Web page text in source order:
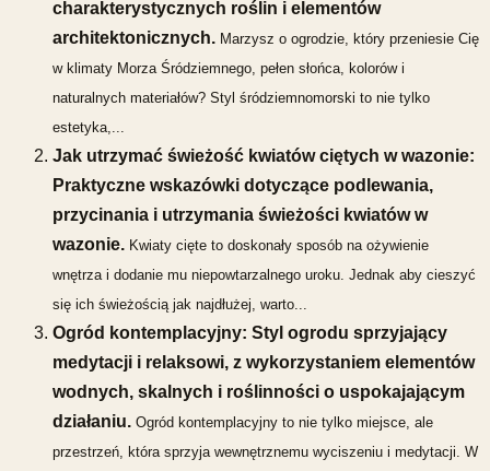
charakterystycznych roślin i elementów
architektonicznych. Marzysz o ogrodzie, który przeniesie Cię
w klimaty Morza Śródziemnego, pełen słońca, kolorów i
naturalnych materiałów? Styl śródziemnomorski to nie tylko
estetyka,...
Jak utrzymać świeżość kwiatów ciętych w wazonie:
Praktyczne wskazówki dotyczące podlewania,
przycinania i utrzymania świeżości kwiatów w
wazonie. Kwiaty cięte to doskonały sposób na ożywienie
wnętrza i dodanie mu niepowtarzalnego uroku. Jednak aby cieszyć
się ich świeżością jak najdłużej, warto...
Ogród kontemplacyjny: Styl ogrodu sprzyjający
medytacji i relaksowi, z wykorzystaniem elementów
wodnych, skalnych i roślinności o uspokajającym
działaniu. Ogród kontemplacyjny to nie tylko miejsce, ale
przestrzeń, która sprzyja wewnętrznemu wyciszeniu i medytacji. W